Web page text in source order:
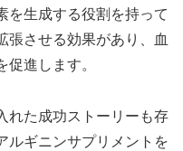
を生成する役割を持って
張させる効果があり、血
進します。
れた成功ストーリーも存
ルギニンサプリメントを